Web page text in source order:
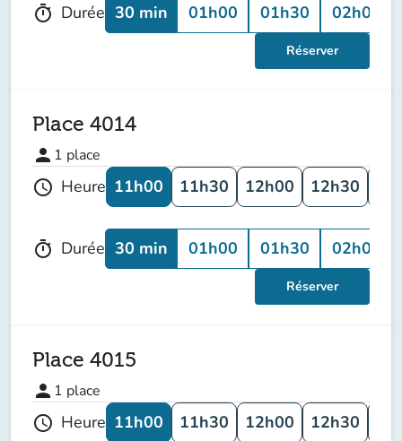
timer Durée 30 min 01h00 01h30 02h00
Réserver
Place 4014
person 1 place
schedule Heure 11h00 11h30 12h00 12h30
timer Durée 30 min 01h00 01h30 02h00
Réserver
Place 4015
person 1 place
schedule Heure 11h00 11h30 12h00 12h30